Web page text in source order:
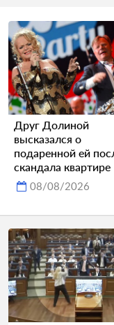
Друг Долиной
высказался о
подаренной ей
скандала квартире
08/08/2026